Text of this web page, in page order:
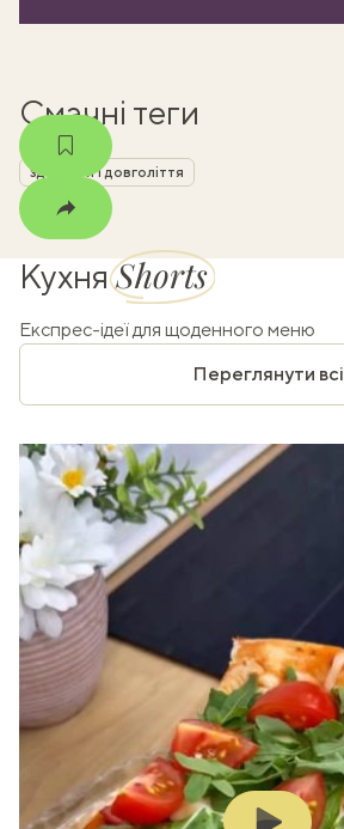
Смачні теги
здоров'я і довголіття
КухняShorts
Експрес-ідеї для щоденного меню
Переглянути всі
Play